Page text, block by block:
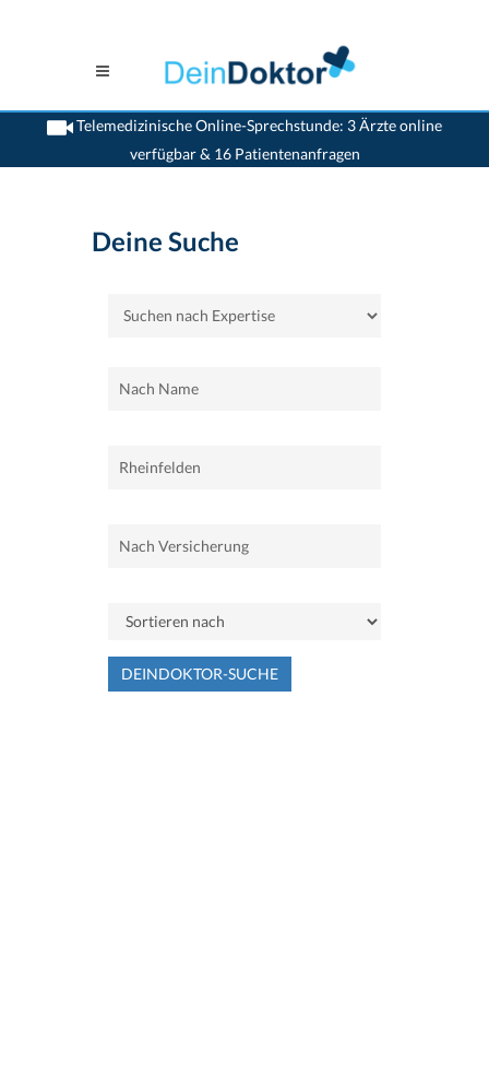
Telemedizinische Online-Sprechstunde: 3 Ärzte online
verfügbar & 16 Patientenanfragen
>Home>Rheinfelden
Deine Suche
DEINDOKTOR-SUCHE